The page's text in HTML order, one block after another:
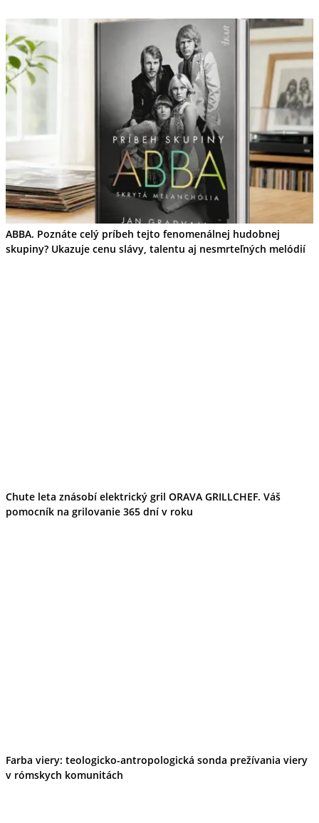
ABBA. Poznáte celý príbeh tejto fenomenálnej hudobnej
skupiny? Ukazuje cenu slávy, talentu aj nesmrteľných melódií
Chute leta znásobí elektrický gril ORAVA GRILLCHEF. Váš
pomocník na grilovanie 365 dní v roku
Farba viery: teologicko-antropologická sonda prežívania viery
v rómskych komunitách